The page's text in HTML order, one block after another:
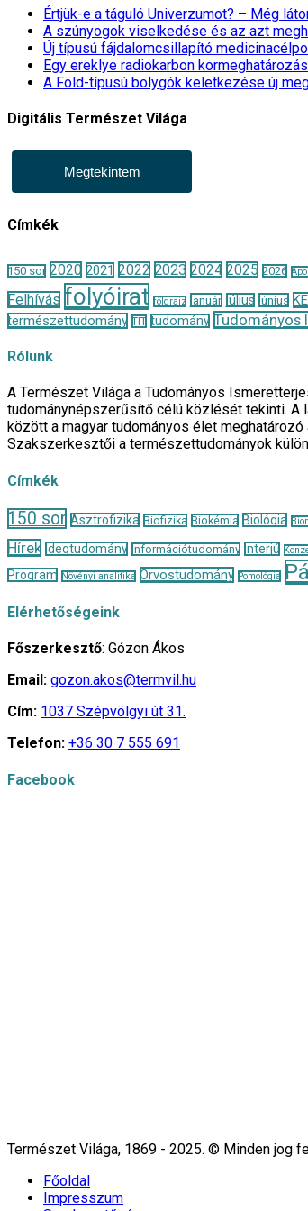
Értjük-e a táguló Univerzumot? – Még
A szúnyogok viselkedése és az azt
Új típusú fájdalomcsillapító
Egy ereklye radiokarbon
A Föld-típusú bolygók keletkezése új
Digitális Természet Világa
Megtekintem
Címkék
150 sor 2020 2021 2022 2023 2024 2025 2026
Felhívás folyóirat földrajz január július június
természettudomány TIT tudomány Tudományos
Rólunk
A Természet Világa a Tudományos
tudománynépszerűsítő célú közlését tekinti.
között a magyar tudományos élet
Szakszerkesztői a természettudományok
Címkék
150 sor Asztrofizika Biofizika Biokémia Biológia
Hírek Idegtudomány Információtudomány Interjú
Program
Növényi analitika Orvostudomány Pomológia
Elérhetőségeink
Főszerkesztő: Gózon Ákos
Email: gozon.akos@termvil.hu
Cím: 1037 Szépvölgyi út 31.
Telefon: +36 30 7 555 691
Facebook
Természet Világa, 1869 - 2025. © Minden jog
Főoldal
Impresszum